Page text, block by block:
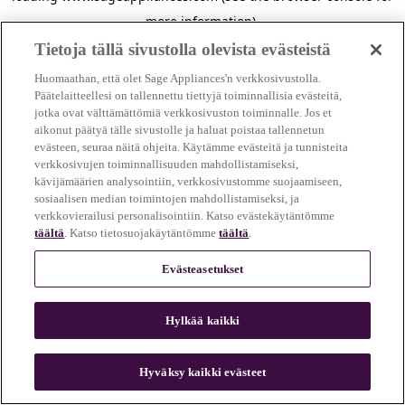
more information).
n
Tietoja tällä sivustolla olevista evästeistä
Huomaathan, että olet Sage Appliances'n verkkosivustolla.
Päätelaitteellesi on tallennettu tiettyjä toiminnallisia evästeitä,
jotka ovat välttämättömiä verkkosivuston toiminnalle. Jos et
aikonut päätyä tälle sivustolle ja haluat poistaa tallennetun
evästeen, seuraa näitä ohjeita. Käytämme evästeitä ja tunnisteita
verkkosivujen toiminnallisuuden mahdollistamiseksi,
kävijämäärien analysointiin, verkkosivustomme suojaamiseen,
sosiaalisen median toimintojen mahdollistamiseksi, ja
verkkovierailusi personalisointiin. Katso evästekäytäntömme
täältä. Katso tietosuojakäytäntömmetäältä.
Evästeasetukset
Hylkää kaikki
Hyväksy kaikki evästeet